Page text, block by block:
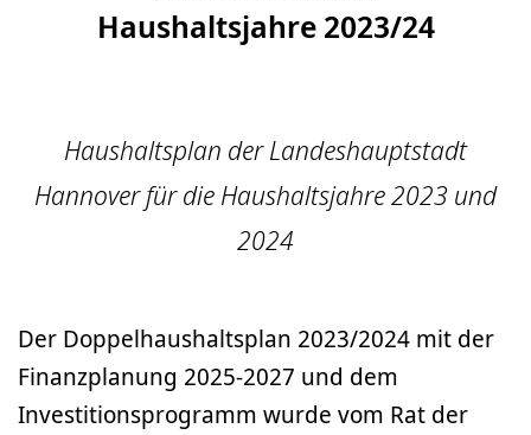
Haushaltsjahre 2023/24
Haushaltsplan der Landeshauptstadt
Hannover für die Haushaltsjahre 2023 und
2024
Der Doppelhaushaltsplan 2023/2024 mit der
Finanzplanung 2025-2027 und dem
Investitionsprogramm wurde vom Rat der